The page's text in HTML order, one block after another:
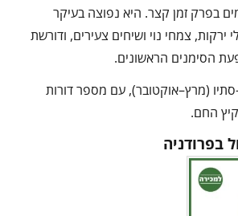
בפרק זמן קצר. היא נפוצה בעיקר
ירקות, צמחי נוי ושיחים צעירים, ודורשת
הסימנים הראשונים.
(מרץ–אוקטובר), עם מספר דורות
החם.
בפרודניה